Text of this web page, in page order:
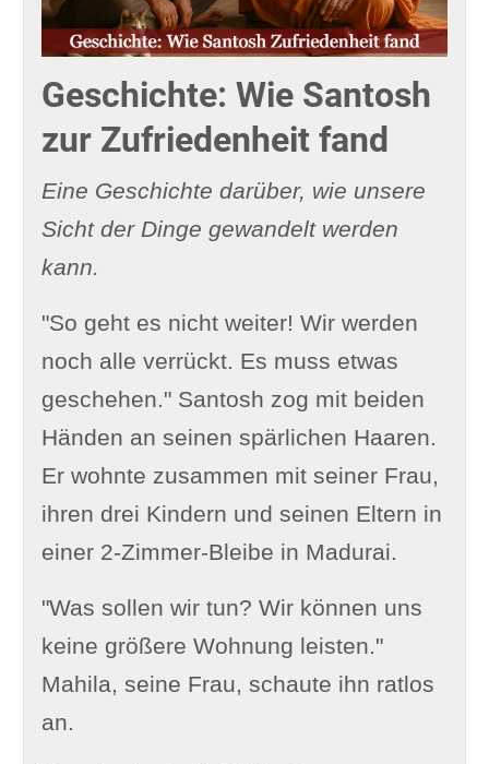
Geschichte: Wie Santosh
zur Zufriedenheit fand
Eine Geschichte darüber, wie unsere
Sicht der Dinge gewandelt werden
kann.
"So geht es nicht weiter! Wir werden
noch alle verrückt. Es muss etwas
geschehen." Santosh zog mit beiden
Händen an seinen spärlichen Haaren.
Er wohnte zusammen mit seiner Frau,
ihren drei Kindern und seinen Eltern in
einer 2-Zimmer-Bleibe in Madurai.
"Was sollen wir tun? Wir können uns
keine größere Wohnung leisten."
Mahila, seine Frau, schaute ihn ratlos
an.